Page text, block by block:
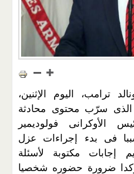
ترامب، اليوم الإثنين،
سرّب محتوى محادثة
الأوكرانى فولوديمير
فى بدء إجراءات عزل
إجابات مكتوبة لأسئلة
ضرورة حضوره شخصيا